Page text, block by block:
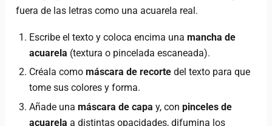
fuera de las letras como una acuarela real.
Escribe el texto y coloca encima unamancha de
acuarela (textura o pincelada escaneada).
Créala comomáscara de recorte del texto para que
tome sus colores y forma.
Añade unamáscara de capa y, conpinceles de
acuarela a distintas opacidades, difumina los